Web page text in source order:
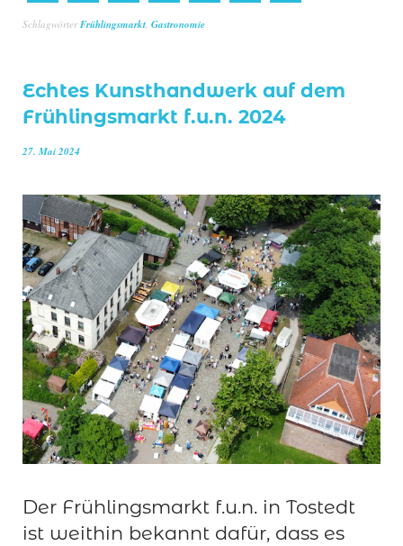
SchlagwörterFrühlingsmarkt, Gastronomie
Echtes Kunsthandwerk auf dem
Frühlingsmarkt f.u.n. 2024
27. Mai 2024
Der Frühlingsmarkt f.u.n. in Tostedt
ist weithin bekannt dafür, dass es